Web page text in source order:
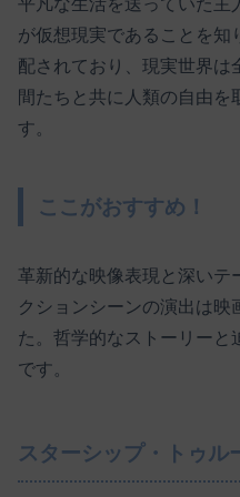
平凡な生活を送っていた主
が仮想現実であることを知
配されており、現実世界は
間たちと共に人類の自由を
す。
ここがおすすめ！
革新的な映像表現と深いテ
クションシーンの演出は映
た。哲学的なストーリーと
です。
スターシップ・トゥル